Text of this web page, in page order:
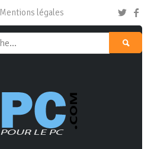
Mentions légales